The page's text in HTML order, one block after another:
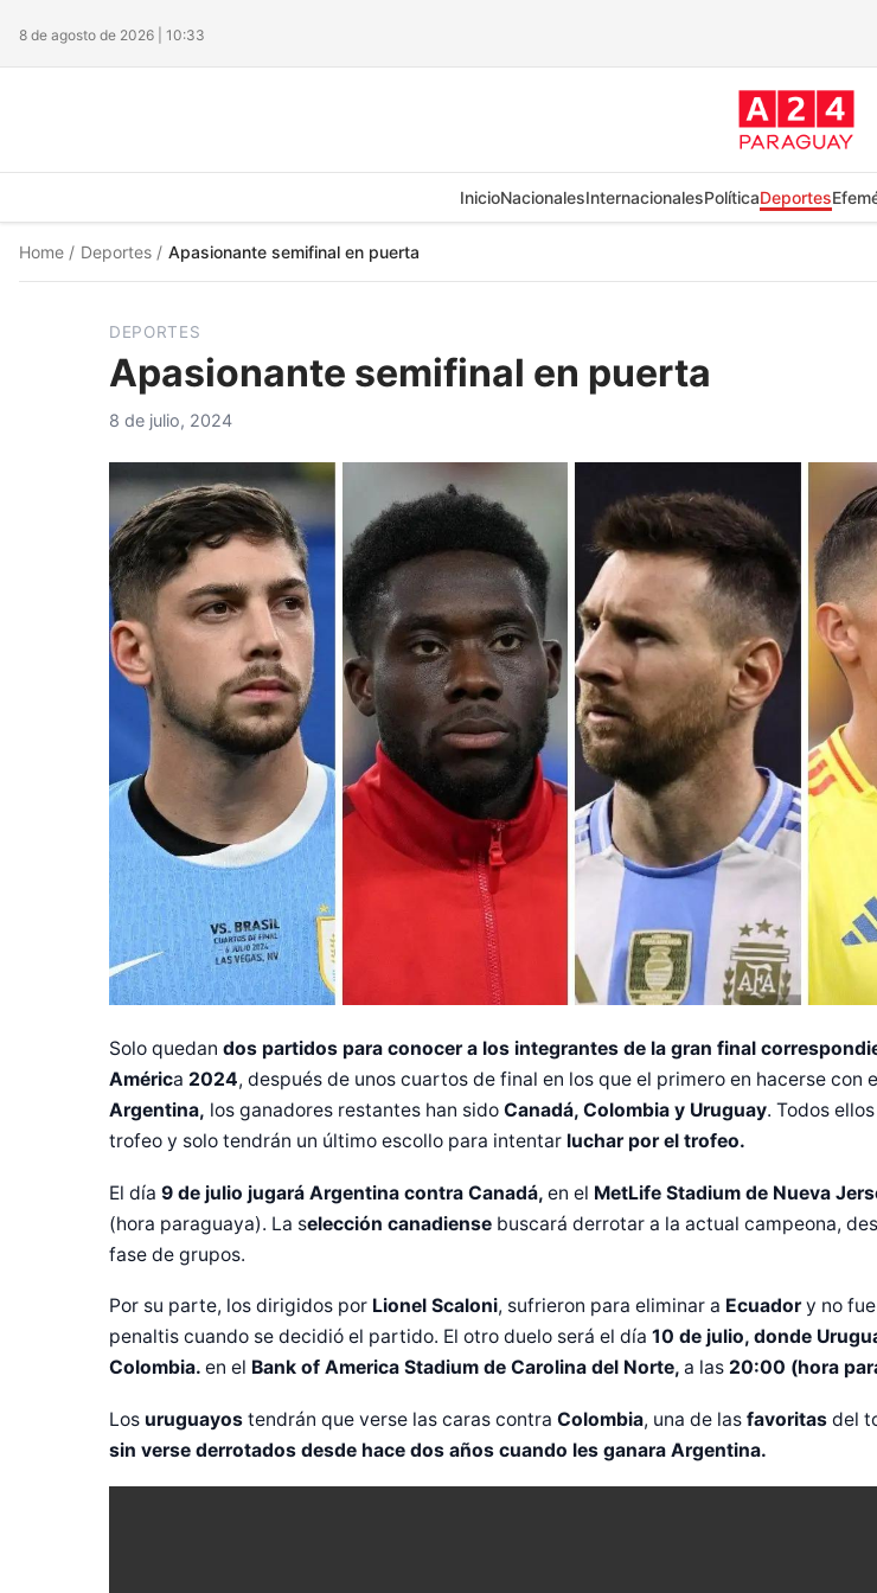
8 de agosto de 2026 | 10:33
InicioNacionalesInternacionalesPolíticaDeportes
Home / Deportes / Apasionante semifinal en puerta
DEPORTES
Apasionante semifinal en puerta
8 de julio, 2024
Solo quedan dos partidos para conocer a los integrantes de la gran final
América 2024, después de unos cuartos de final en los que el primero en hacerse con
Argentina, los ganadores restantes han sido Canadá, Colombia y Uruguay. Todos
trofeo y solo tendrán un último escollo para intentar luchar por el trofeo.
El día 9 de julio jugará Argentina contra Canadá, en el MetLife Stadium de Nueva
(hora paraguaya). La selección canadiense buscará derrotar a la actual campeona,
fase de grupos.
Por su parte, los dirigidos por Lionel Scaloni, sufrieron para eliminar a Ecuadory no
penaltis cuando se decidió el partido. El otro duelo será el día 10 de julio, donde
Colombia. en el Bank of America Stadium de Carolina del Norte, a las 20:00 (hora
Los uruguayos tendrán que verse las caras contra Colombia, una de las favoritas del
sin verse derrotados desde hace dos años cuando les ganara Argentina.